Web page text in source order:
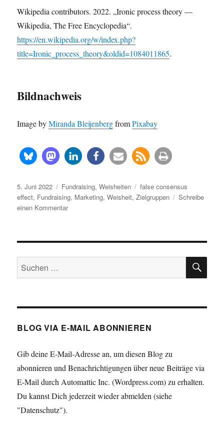
Wiki­pe­dia con­tri­bu­tors. 2022. „Iro­nic pro­cess theo­ry —
Wiki­pe­dia, The Free Ency­clo­pe­dia“.
https://en.wikipedia.org/w/index.php?
title=Ironic_process_theory&oldid=1084011865.
Bildnachweis
Image byMiran­da Blei­jen­bergfromPix­a­bay
Veröffentlicht
am
5. Juni 2022 Kategorien
Fundraising,Weisheiten Schlagwörter
false consensus
effect, Fundraising, Marketing,Weisheit,Zielgruppen
Schreibe
einen Kommentarzu
Fisch
nicht
Weisheit
Suche
nach:
BLOG VIA E-MAIL ABONNIEREN
Gib deine E-Mail-Adresse an, um diesen Blog zu
abonnieren und Benachrichtigungen über neue Beiträge via
E-Mail durch Automattic Inc. (Wordpress.com) zu erhalten.
Du kannst Dich jederzeit wieder abmelden (siehe
"Datenschutz").